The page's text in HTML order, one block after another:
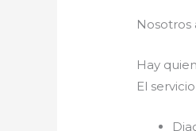
Nosotros
Hay
El